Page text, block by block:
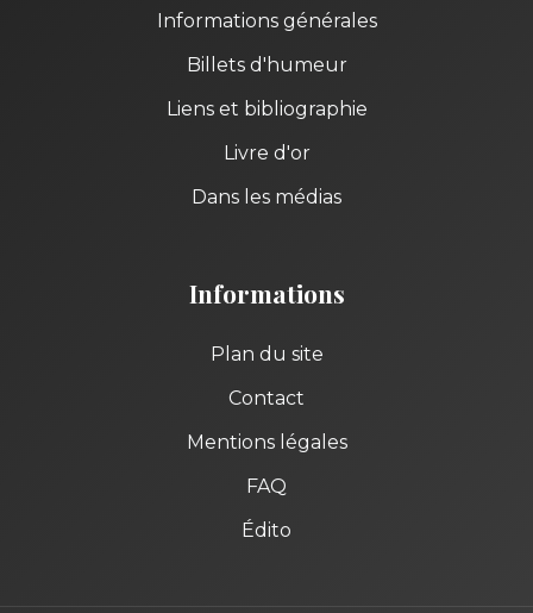
Informations générales
Billets d'humeur
Liens et bibliographie
Livre d'or
Dans les médias
Informations
Plan du site
Contact
Mentions légales
FAQ
Édito